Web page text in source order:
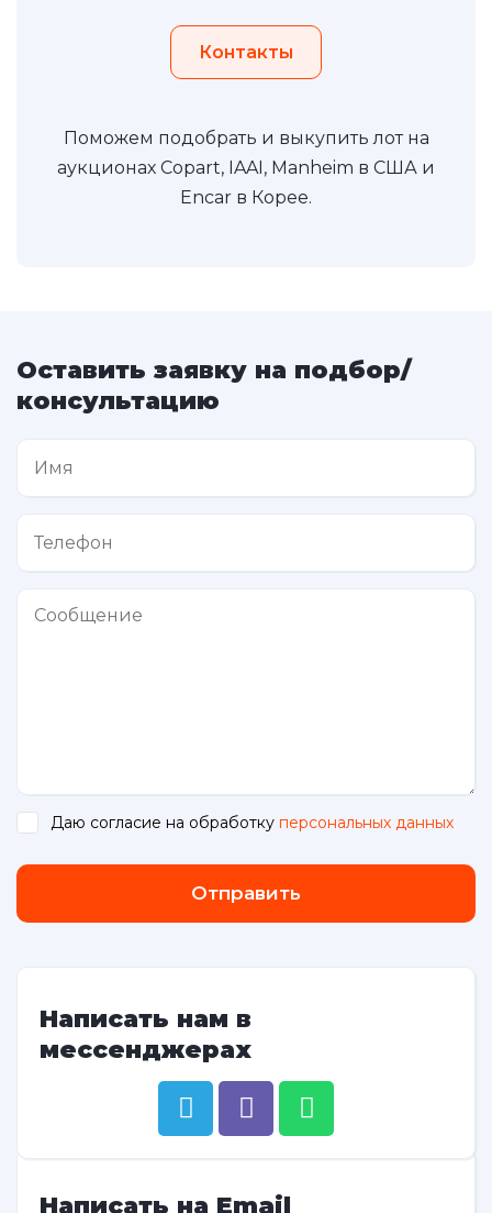
Контакты
Поможем подобрать и выкупить лот на
аукционах Copart, IAAI, Manheim в США и
Encar в Корее.
Оставить заявку на подбор/
консультацию
Даю согласие на обработку персональных данных
Отправить
Написать нам в
мессенджерах
Написать на Email